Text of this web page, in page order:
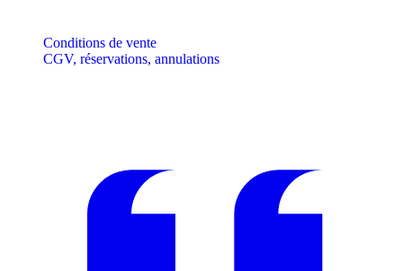
Conditions de vente
CGV, réservations, annulations